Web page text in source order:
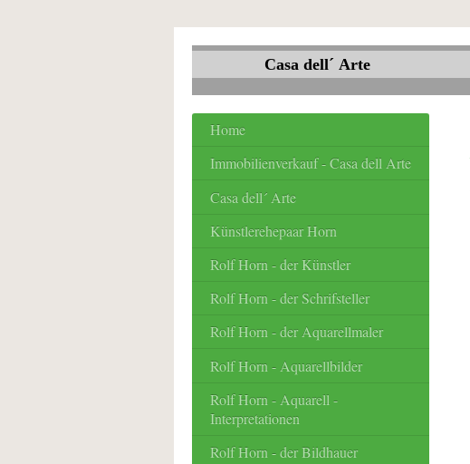
Casa dell´ Arte
Home
Immobilienverkauf - Casa dell Arte
Casa dell´ Arte
Künstlerehepaar Horn
Rolf Horn - der Künstler
Rolf Horn - der Schrifsteller
Rolf Horn - der Aquarellmaler
Rolf Horn - Aquarellbilder
Rolf Horn - Aquarell -
Interpretationen
Rolf Horn - der Bildhauer